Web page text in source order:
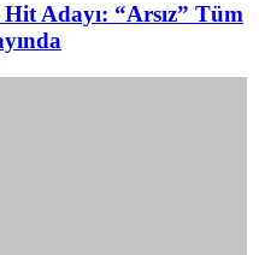
Adayı: “Arsız” Tüm